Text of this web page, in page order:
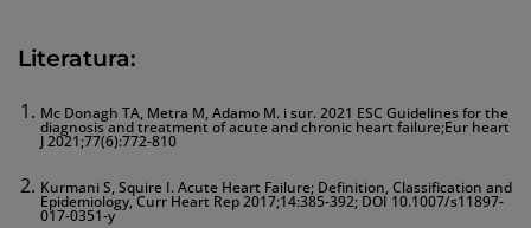
Literatura:
Mc Donagh TA, Metra M, Adamo M. i sur. 2021 ESC Guidelines for the
diagnosis and treatment of acute and chronic heart failure;Eur heart
J 2021;77(6):772-810
Kurmani S, Squire I. Acute Heart Failure; Definition, Classification and
Epidemiology, Curr Heart Rep 2017;14:385-392; DOI 10.1007/s11897-
017-0351-y